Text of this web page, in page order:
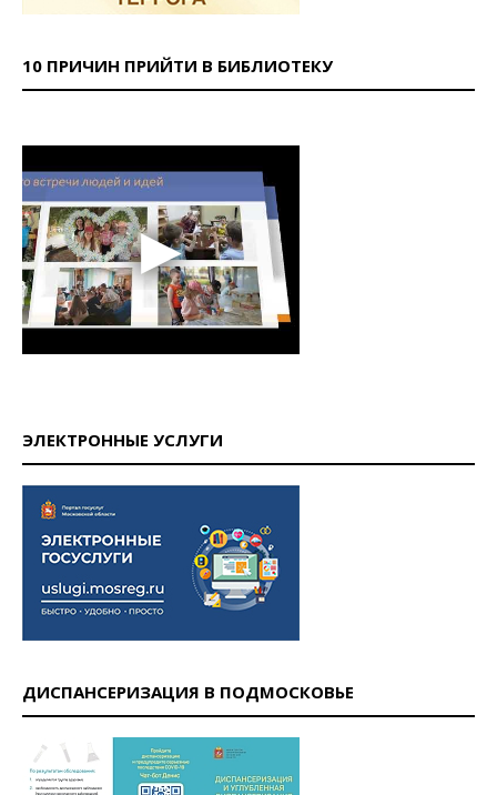
10 ПРИЧИН ПРИЙТИ В БИБЛИОТЕКУ
ЭЛЕКТРОННЫЕ УСЛУГИ
ДИСПАНСЕРИЗАЦИЯ В ПОДМОСКОВЬЕ